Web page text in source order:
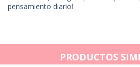
pensamiento diario!
PRODUCTOS